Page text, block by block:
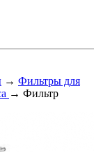
→ Фильтры для
→ Фильтр